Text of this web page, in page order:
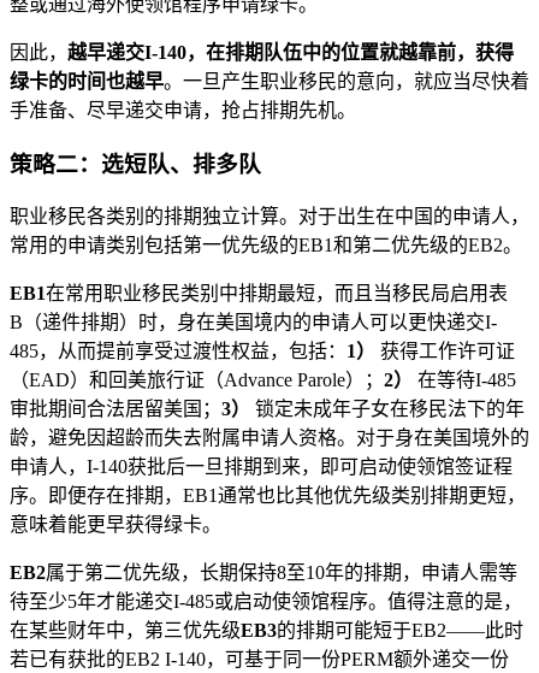
整或通过海外使领馆程序申请绿卡。
因此， 越早递交I-140，在排期队伍中的位置就越靠前，获得
绿卡的时间也越早。一旦产生职业移民的意向，就应当尽快着
手准备、尽早递交申请，抢占排期先机。
策略二：选短队、排多队
职业移民各类别的排期独立计算。对于出生在中国的申请人，
常用的申请类别包括第一优先级的EB1和第二优先级的EB2。
EB1在常用职业移民类别中排期最短，而且当移民局启用表
B（递件排期）时，身在美国境内的申请人可以更快递交I-
485，从而提前享受过渡性权益，包括： 1）
获得工作许可证
（EAD）和回美旅行证（Advance Parole）； 2）
在等待I-485
审批期间合法居留美国； 3）
锁定未成年子女在移民法下的年
龄，避免因超龄而失去附属申请人资格。对于身在美国境外的
申请人，I-140获批后一旦排期到来，即可启动使领馆签证程
序。即便存在排期，EB1通常也比其他优先级类别排期更短，
意味着能更早获得绿卡。
EB2属于第二优先级，长期保持8至10年的排期，申请人需等
待至少5年才能递交I-485或启动使领馆程序。值得注意的是，
在某些财年中，第三优先级EB3的排期可能短于EB2——此时
若已有获批的EB2 I-140，可基于同一份PERM额外递交一份